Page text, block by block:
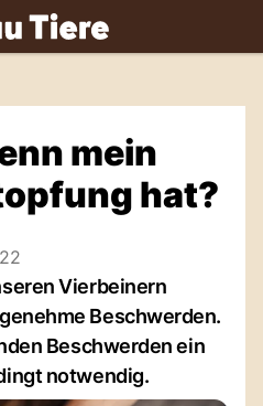
mein
hat?
Vierbeinern
Beschwerden.
Beschwerden ein
notwendig.